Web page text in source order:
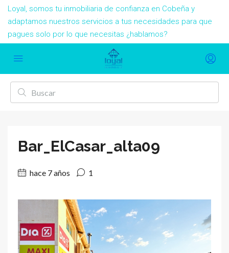
Loyal, somos tu inmobiliaria de confianza en Cobeña y
adaptamos nuestros servicios a tus necesidades para que
pagues solo por lo que necesitas ¿hablamos?
Bar_ElCasar_alta09
hace 7 años 1